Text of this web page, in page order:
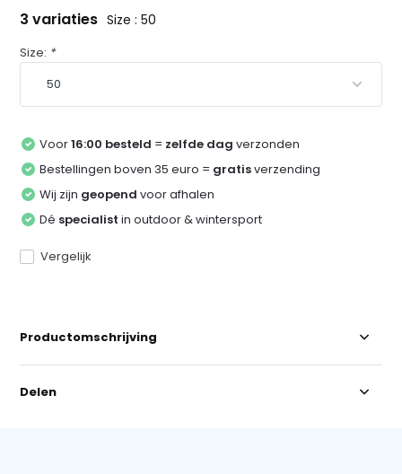
3 variaties Size : 50
Size: *
Voor16:00 besteld = zelfde dag verzonden
Bestellingen boven 35 euro = gratisverzending
Wij zijn geopend voor afhalen
Dé specialist in outdoor & wintersport
Vergelijk
Productomschrijving
Delen